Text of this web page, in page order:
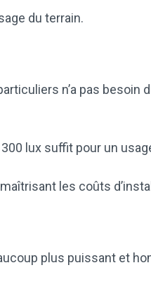
du terrain.
n’a pas besoin
lux suffit pour un
les coûts
plus puissant et